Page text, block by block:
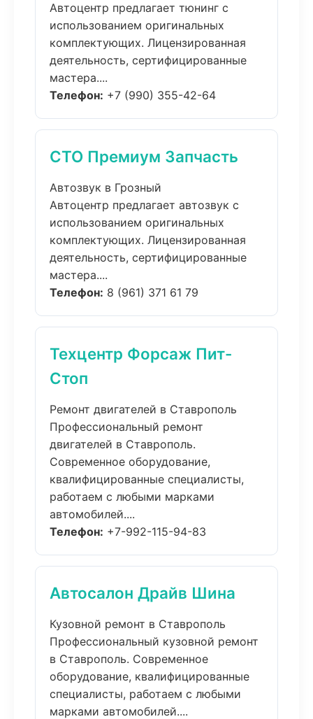
Автоцентр предлагает тюнинг с
использованием оригинальных
комплектующих. Лицензированная
деятельность, сертифицированные
мастера....
Телефон: +7 (990) 355-42-64
СТО Премиум Запчасть
Автозвук в Грозный
Автоцентр предлагает автозвук с
использованием оригинальных
комплектующих. Лицензированная
деятельность, сертифицированные
мастера....
Телефон: 8 (961) 371 61 79
Техцентр Форсаж Пит-
Стоп
Ремонт двигателей в Ставрополь
Профессиональный ремонт
двигателей в Ставрополь.
Современное оборудование,
квалифицированные специалисты,
работаем с любыми марками
автомобилей....
Телефон: +7-992-115-94-83
Автосалон Драйв Шина
Кузовной ремонт в Ставрополь
Профессиональный кузовной ремонт
в Ставрополь. Современное
оборудование, квалифицированные
специалисты, работаем с любыми
марками автомобилей....